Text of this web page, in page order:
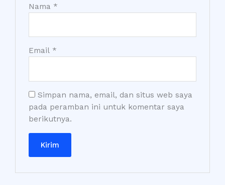
Nama *
Email *
Simpan nama, email, dan situs web saya
pada peramban ini untuk komentar saya
berikutnya.